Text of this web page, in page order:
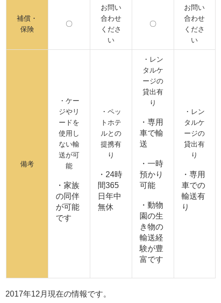
補償・
保険
〇
お問い
合わせ
くださ
い
〇
お問い
合わせ
くださ
い
備考
・ケー
ジやリ
ードを
使用し
ない輸
送が可
能
・家族
の同伴
が可能
です
・ペッ
トホテ
ルとの
提携有
り
・24時
間365
日年中
無休
・レン
タルケ
ージの
貸出有
り
・専用
車で輸
送
・一時
預かり
可能
・動物
園の生
き物の
輸送経
験が豊
富です
・レン
タルケ
ージの
貸出有
り
・専用
車での
輸送有
り
2017年12月現在の情報です。